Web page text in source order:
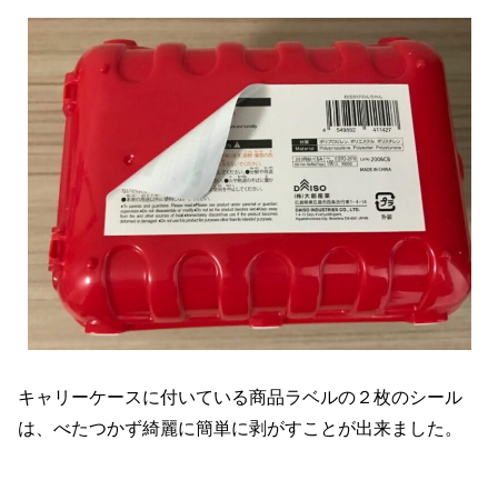
キャリーケースに付いている商品ラベルの２枚のシール
は、べたつかず綺麗に簡単に剥がすことが出来ました。